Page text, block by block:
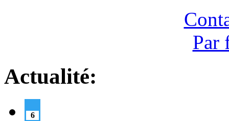
Par
Actualité:
6